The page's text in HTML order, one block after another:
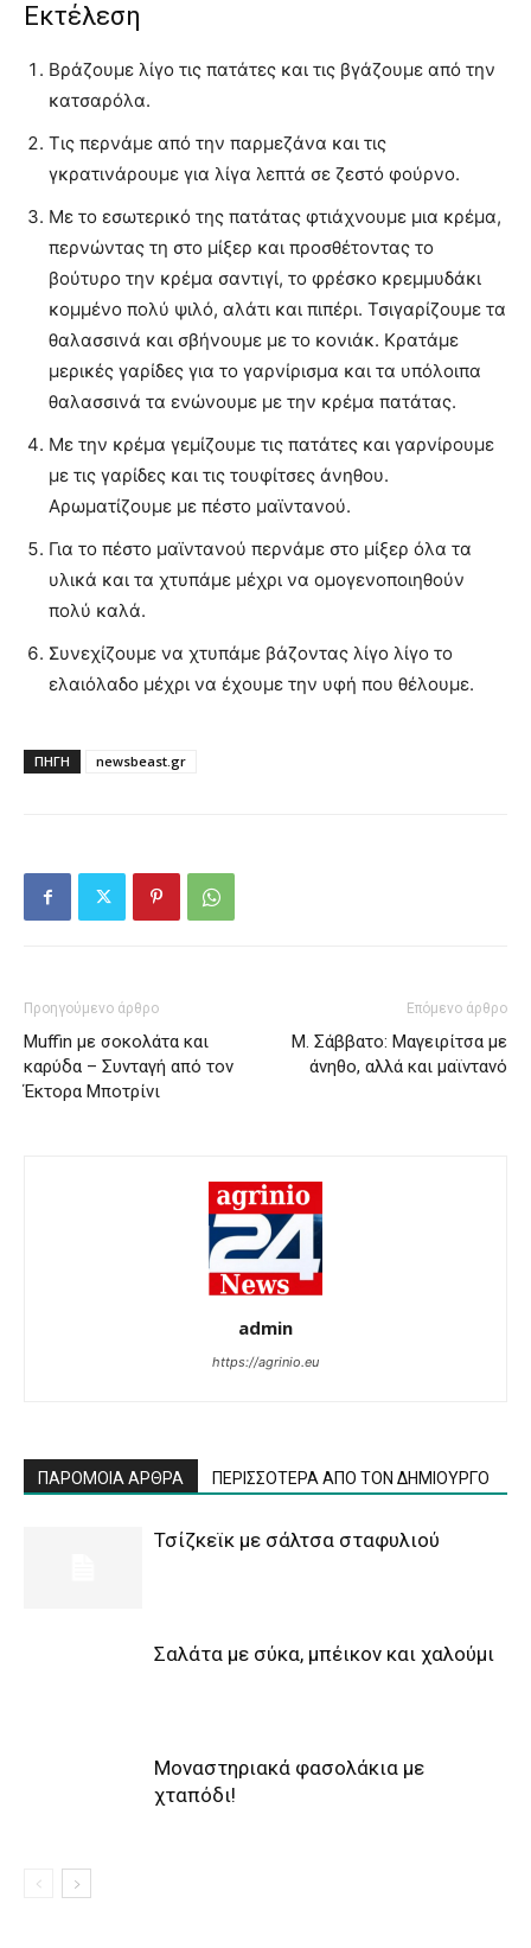
Εκτέλεση
Βράζουμε λίγο τις πατάτες και τις βγάζουμε από την
κατσαρόλα.
Τις περνάμε από την παρμεζάνα και τις
γκρατινάρουμε για λίγα λεπτά σε ζεστό φούρνο.
Με το εσωτερικό της πατάτας φτιάχνουμε μια κρέμα,
περνώντας τη στο μίξερ και προσθέτοντας το
βούτυρο την κρέμα σαντιγί, το φρέσκο κρεμμυδάκι
κομμένο πολύ ψιλό, αλάτι και πιπέρι. Τσιγαρίζουμε τα
θαλασσινά και σβήνουμε με το κονιάκ. Κρατάμε
μερικές γαρίδες για το γαρνίρισμα και τα υπόλοιπα
θαλασσινά τα ενώνουμε με την κρέμα πατάτας.
Με την κρέμα γεμίζουμε τις πατάτες και γαρνίρουμε
με τις γαρίδες και τις τουφίτσες άνηθου.
Αρωματίζουμε με πέστο μαϊντανού.
Για το πέστο μαϊντανού περνάμε στο μίξερ όλα τα
υλικά και τα χτυπάμε μέχρι να ομογενοποιηθούν
πολύ καλά.
Συνεχίζουμε να χτυπάμε βάζοντας λίγο λίγο το
ελαιόλαδο μέχρι να έχουμε την υφή που θέλουμε.
ΠΗΓΗ newsbeast.gr
Προηγούμενο άρθρο
Muffin με σοκολάτα και
καρύδα – Συνταγή από τον
Έκτορα Μποτρίνι
Επόμενο άρθρο
M. Σάββατο: Μαγειρίτσα με
άνηθο, αλλά και μαϊντανό
admin
https://agrinio.eu
ΠΑΡΟΜΟΙΑ ΑΡΘΡΑ ΠΕΡΙΣΣΟΤΕΡΑ ΑΠΟ ΤΟΝ ΔΗΜΙΟΥΡΓΟ
Τσίζκεϊκ με σάλτσα σταφυλιού
Σαλάτα με σύκα, μπέικον και χαλούμι
Μοναστηριακά φασολάκια με
χταπόδι!